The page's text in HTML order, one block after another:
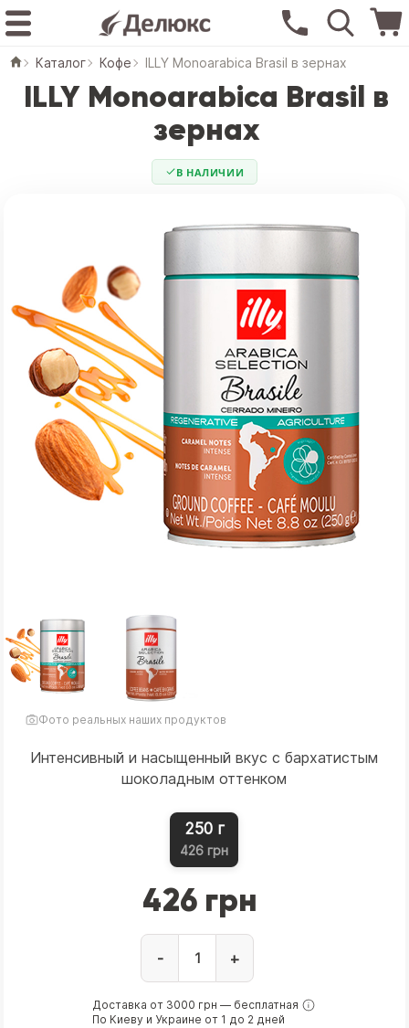
Каталог Кофе ILLY Monoarabica Brasil в зернах
ILLY Monoarabica Brasil в
зернах
В НАЛИЧИИ
Фото реальных наших продуктов
Интенсивный и насыщенный вкус с бархатистым
шоколадным оттенком
250 г
426 грн
426 грн
- +
Доставка от 3000 грн — бесплатная
По Киеву и Украине от 1 до 2 дней